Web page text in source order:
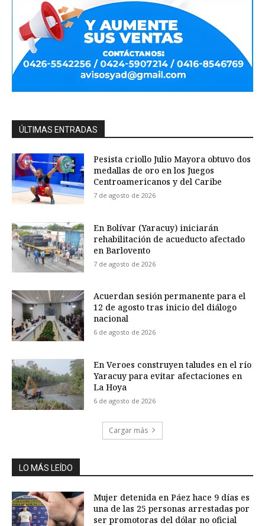
ÚLTIMAS ENTRADAS
Pesista criollo Julio Mayora obtuvo dos
medallas de oro en los Juegos
Centroamericanos y del Caribe
7 de agosto de 2026
En Bolívar (Yaracuy) iniciarán
rehabilitación de acueducto afectado
en Barlovento
7 de agosto de 2026
Acuerdan sesión permanente para el
12 de agosto tras inicio del diálogo
nacional
6 de agosto de 2026
En Veroes construyen taludes en el río
Yaracuy para evitar afectaciones en
La Hoya
6 de agosto de 2026
Cargar más
LO MÁS LEÍDO
Mujer detenida en Páez hace 9 días es
una de las 25 personas arrestadas por
ser promotoras del dólar no oficial